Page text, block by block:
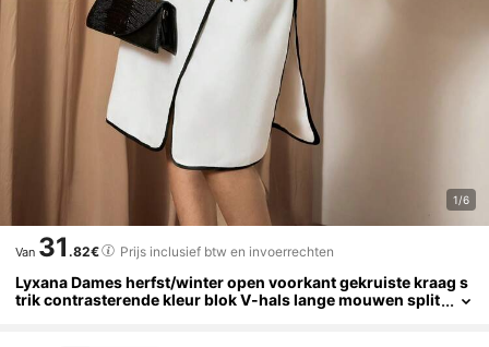
1/6
Van 31 .82€ Prijs inclusief btw en invoerrechten
Lyxana Dames herfst/winter open voorkant gekruiste kraag s
trik contrasterende kleur blok V-hals lange mouwen split